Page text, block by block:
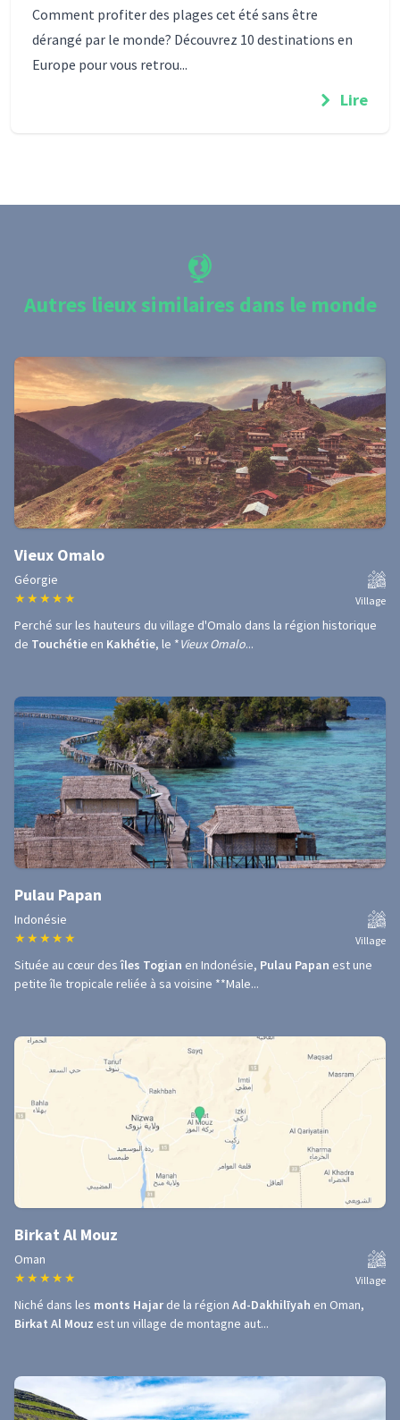
Comment profiter des plages cet été sans être
dérangé par le monde? Découvrez 10 destinations en
Europe pour vous retrou...
Lire
Autres lieux similaires dans le monde
Vieux Omalo
Géorgie
★ ★ ★ ★ ★ Village
Perché sur les hauteurs du village d'Omalo dans la région historique
de Touchétie en Kakhétie, le *Vieux Omalo...
Pulau Papan
Indonésie
★ ★ ★ ★ ★ Village
Située au cœur desîles Togian en Indonésie, Pulau Papan est une
petite île tropicale reliée à sa voisine **Male...
Birkat Al Mouz
Oman
★ ★ ★ ★ ★ Village
Niché dans les monts Hajarde la région Ad-Dakhilīyah en Oman,
Birkat Al Mouz est un village de montagne aut...